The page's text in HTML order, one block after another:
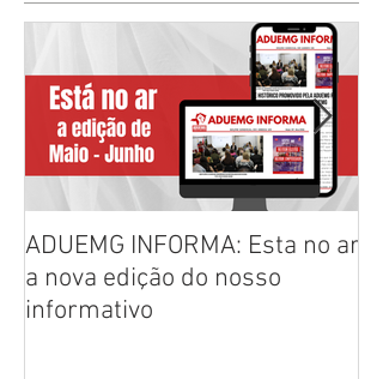
ADUEMG INFORMA: Esta no ar
a nova edição do nosso
informativo